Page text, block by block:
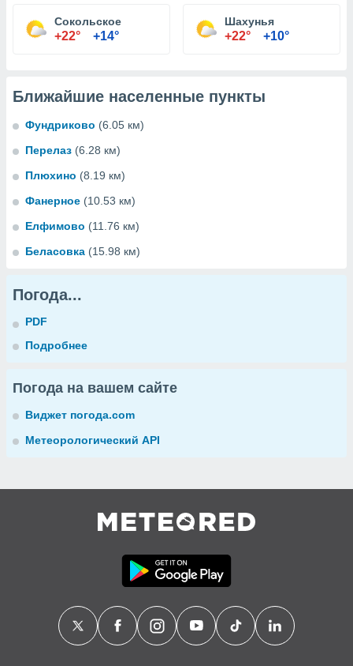
Сокольское
+22° +14°
Шахунья
+22° +10°
Ближайшие населенные пункты
Фундриково (6.05 км)
Перелаз (6.28 км)
Плюхино (8.19 км)
Фанерное (10.53 км)
Елфимово (11.76 км)
Беласовка (15.98 км)
Погода...
PDF
Подробнее
Погода на вашем сайте
Виджет погода.com
Метеорологический API